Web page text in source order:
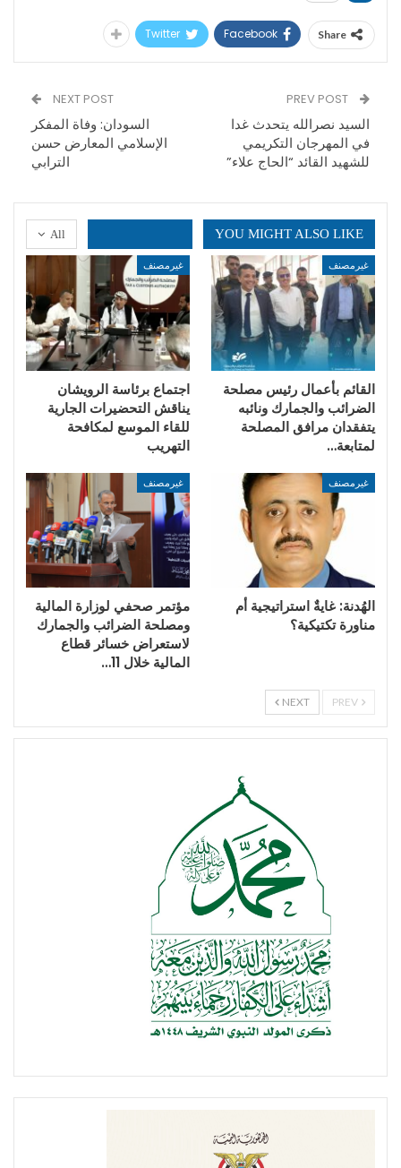
Share
Facebook
Twitter
السيد نصرالله يتحدث غدا
في المهرجان التكريمي
للشهيد القائد “الحاج علاء”
NEXT POST
السودان: وفاة المفكر
الإسلامي المعارض حسن
الترابي
All YOU MIGHT ALSO LIKE
غيرمصنف
القائم بأعمال رئيس مصلحة
الضرائب والجمارك ونائبه
يتفقدان مرافق المصلحة
لمتابعة…
غيرمصنف
اجتماع برئاسة الرويشان
يناقش التحضيرات الجارية
للقاء الموسع لمكافحة
التهريب
غيرمصنف
الهُدنة: غايةٌ استراتيجية أم
مناورة تكتيكية؟
غيرمصنف
مؤتمر صحفي لوزارة المالية
ومصلحة الضرائب والجمارك
لاستعراض خسائر قطاع
المالية خلال 11…
NEXT